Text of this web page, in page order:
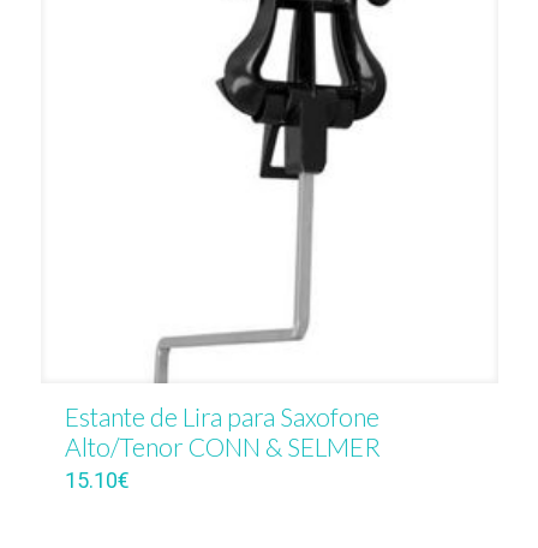
Estante de Lira para Saxofone
Alto/Tenor CONN & SELMER
15.10€